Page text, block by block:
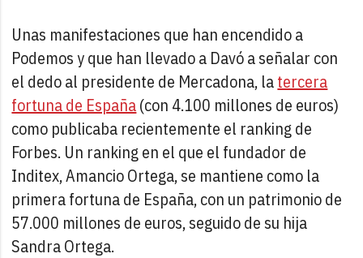
Unas manifestaciones que han encendido a
Podemos y que han llevado a Davó a señalar con
el dedo al presidente de Mercadona, latercera
fortuna de España(con 4.100 millones de euros)
como publicaba recientemente el ranking de
Forbes. Un ranking en el que el fundador de
Inditex, Amancio Ortega, se mantiene como la
primera fortuna de España, con un patrimonio de
57.000 millones de euros, seguido de su hija
Sandra Ortega.